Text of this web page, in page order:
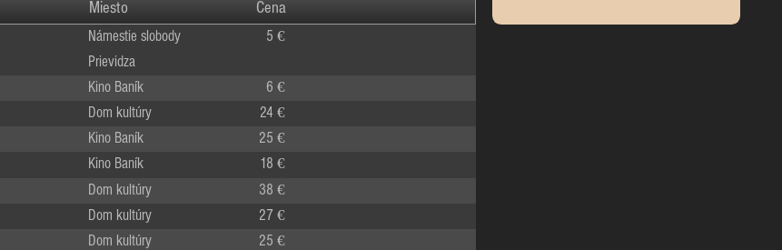
Miesto Cena
Námestie slobody
Prievidza
5 €
Kino Baník 6 €
Dom kultúry 24 €
Kino Baník 25 €
Kino Baník 18 €
Dom kultúry 38 €
Dom kultúry 27 €
Dom kultúry 25 €